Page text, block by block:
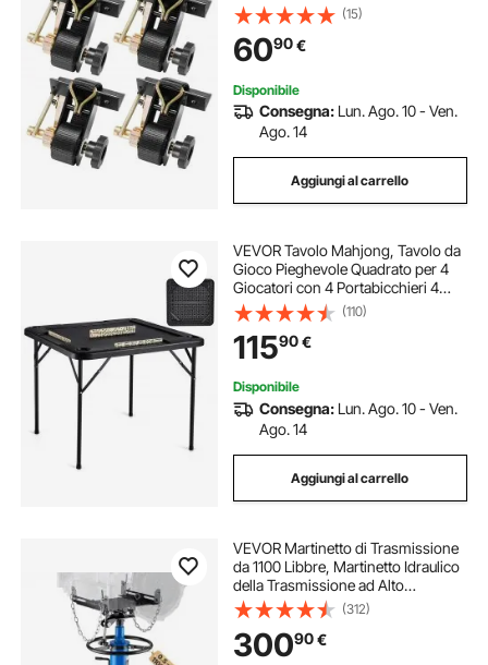
Lunghezza 2,25 m, Cinghie Nere
per Fissaggio con Doppi Ganci a J,
Carico 226,8 kg, Confezione da 4
(15)
6090€
Disponibile
Consegna: Lun. Ago. 10 - Ven.
Ago. 14
Aggiungi al carrello
VEVOR Tavolo Mahjong, Tavolo da
Gioco Pieghevole Quadrato per 4
Giocatori con 4 Portabicchieri 4
Vassoi, Tavolo da Gioco Domino
Portatile con 1 Set di Domino per
Puzzle Mahjong Poker, 900 x 900
mm
(110)
11590€
Disponibile
Consegna: Lun. Ago. 10 - Ven.
Ago. 14
Aggiungi al carrello
VEVOR Martinetto di Trasmissione
da 1100 Libbre, Martinetto Idraulico
della Trasmissione ad Alto
Sollevamento, Jack a Trasmissione
Verticale con 4 Rotelle Girevoli per
Autoveicoli o Autocarri Leggeri
(312)
30090€